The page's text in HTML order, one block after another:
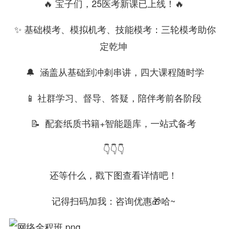
🔥 宝子们，25医考新课已上线！🔥
✨ 基础模考、模拟机考、技能模考：三轮模考助你
定乾坤
🔔 涵盖从基础到冲刺串讲，四大课程随时学
📱 社群学习、督导、答疑，陪伴考前各阶段
📝 配套纸质书籍+智能题库，一站式备考
👇👇👇
还等什么，戳下图查看详情吧！
记得扫码加我：咨询优惠🎁哈~